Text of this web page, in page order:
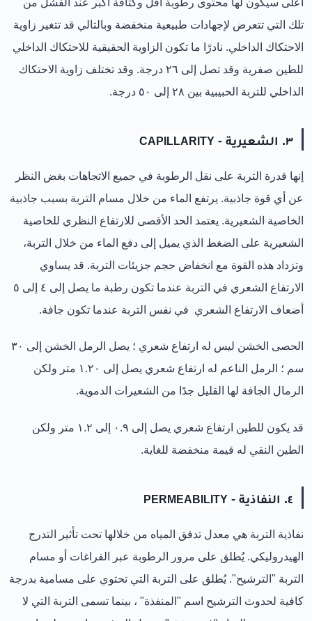
أعلى سيكون لها محتوى رطوبة أقل وكثافة أكبر عند الفشل من
تلك التي تتعرض لإجهادات طبيعية منخفضة وبالتالي قد تتغير زاوية
الاحتكاك الداخلي. نادرًا ما تكون الزاوية الحقيقية للاحتكاك الداخلي
للطين صفرية وقد تصل إلى ٢٦ درجة. وقد تختلف زاوية الاحتكاك
الداخلي للتربة الحبيبية بين ٢٨ إلى ٥٠ درجة.
٣. الشعيرية - CAPILLARITY
إنها قدرة التربة على نقل الرطوبة في جميع الاتجاهات بغض النظر
عن أي قوة جاذبية. يرتفع الماء من خلال مسام التربة بسبب جاذبية
الخاصية الشعيرية. يعتمد الحد الأقصى للارتفاع النظري للخاصية
الشعيرية على الضغط الذي يميل إلى دفع الماء من خلال التربة،
وتزداد هذه القوة مع انخفاض حجم جزيئات التربة. قد يساوي
الارتفاع الشعري في التربة عندما تكون رطبة ما يصل إلى ٤ إلى ٥
أضعاف الارتفاع الشعري في نفس التربة عندما تكون جافة.
الحصى الخشن ليس له ارتفاع شعري ؛ يصل الرمل الخشن إلى ٣٠
سم ؛ الرمل الناعم له ارتفاع شعري يصل إلى ١.٢٠ متر ولكن
الرمال الجافة لها القليل جدًا من الشعيرات الدموية.
قد يكون للطين ارتفاع شعري يصل إلى ٠.٩ إلى ١.٢ متر ولكن
الطين النقي له قيمة منخفضة للغاية.
٤. النفاذية - PERMEABILITY
نفاذية التربة هي معدل تدفق المياه من خلالها تحت تأثير التدرج
الهيدروليكي. يُطلق على مرور الرطوبة عبر الفراغات أو مسام
التربة "الترشيح". يُطلق على التربة التي تحتوي على مسامية بدرجة
كافية لحدوث الترشيح اسم "المنفذة" ، بينما تسمى التربة التي لا